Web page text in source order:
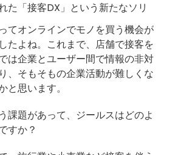
た「接客DX」という新たなソリ
てオンラインでモノを買う機会が
たよね。これまで、店舗で接客を
は企業とユーザー間で情報の非対
、そもそもの企業活動が難しくな
と思います。
課題があって、ジールスはどのよ
すか？